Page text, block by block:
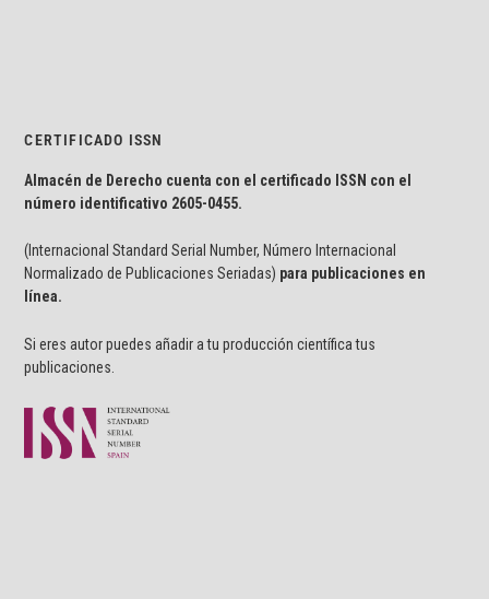
CERTIFICADO ISSN
Almacén de Derecho cuenta con el certificado ISSN con el
número identificativo 2605-0455.
(Internacional Standard Serial Number, Número Internacional
Normalizado de Publicaciones Seriadas) para publicaciones en
línea.
Si eres autor puedes añadir a tu producción científica tus
publicaciones.